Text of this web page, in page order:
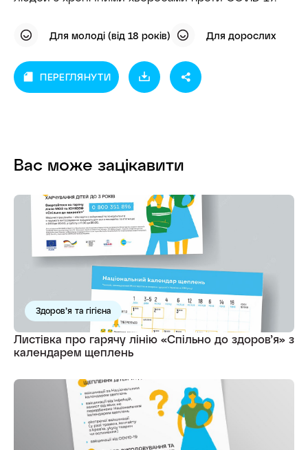
Для молоді (від 18 років) Для дорослих
ПЕРЕГЛЯНУТИ
Вас може зацікавити
Здоров’я та гігієна
Листівка про гарячу лінію «Спільно до здоров’я» з
календарем щеплень